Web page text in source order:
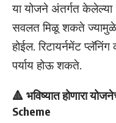
या योजने अंतर्गत केलेल्या
सवलत मिळू शकते ज्यामुळे
होईल. रिटायर्नमेंट प्लॅनिंग
पर्याय होऊ शकते.
🔺 भविष्यात होणारा
Scheme